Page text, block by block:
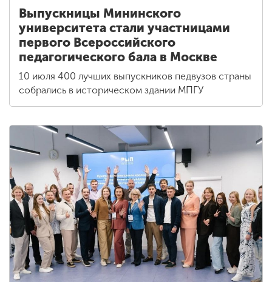
Выпускницы Мининского
университета стали участницами
первого Всероссийского
педагогического бала в Москве
10 июля 400 лучших выпускников педвузов страны
собрались в историческом здании МПГУ